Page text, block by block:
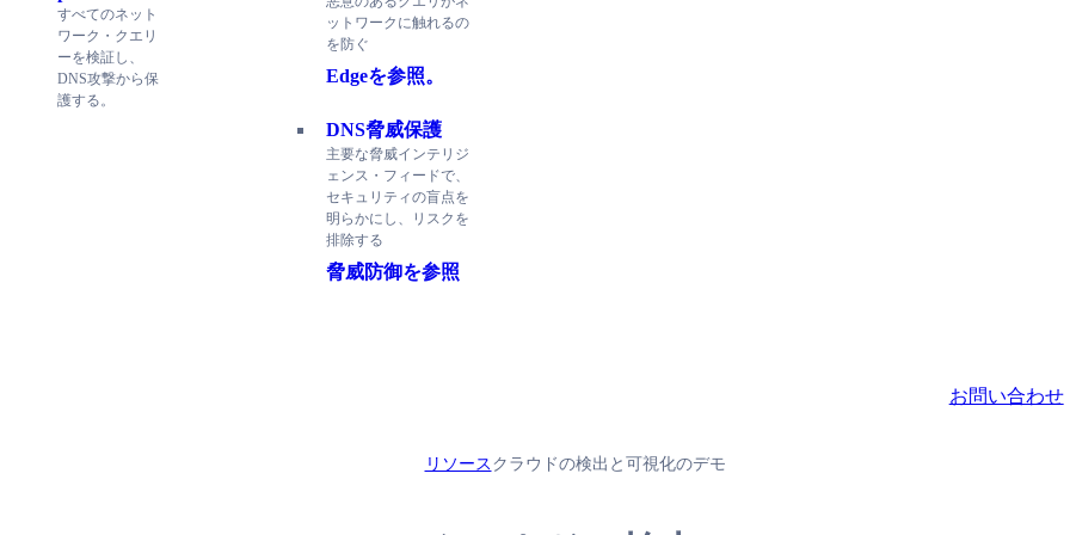
すべてのネット
ワーク・クエリ
ーを検証し、
DNS攻撃から保
護する。
ットワークに触れるの
を防ぐ
Edgeを参照。
DNS脅威保護
主要な脅威インテリジ
ェンス・フィードで、
セキュリティの盲点を
明らかにし、リスクを
排除する
脅威防御を参照
お問い合わせ
リソース クラウドの検出と可視化のデモ